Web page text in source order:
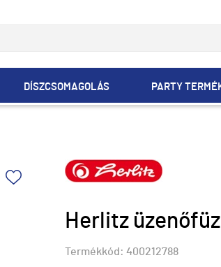
DÍSZCSOMAGOLÁS PARTY
Herlitz
Termékkód: 400212788